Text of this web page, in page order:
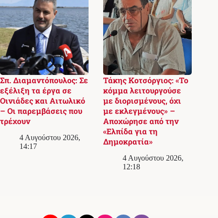
Σπ. Διαμαντόπουλος: Σε
εξέλιξη τα έργα σε
Οινιάδες και Αιτωλικό
– Οι παρεμβάσεις που
τρέχουν
4 Αυγούστου 2026,
14:17
Τάκης Κοτσόργιος: «Το
κόμμα λειτουργούσε
με διορισμένους, όχι
με εκλεγμένους» –
Αποχώρησε από την
«Ελπίδα για τη
Δημοκρατία»
4 Αυγούστου 2026,
12:18